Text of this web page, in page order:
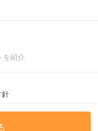
を紹介
針